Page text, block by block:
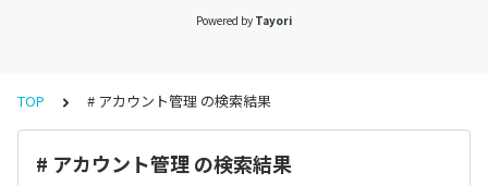
Powered by Tayori
TOP # アカウント管理 の検索結果
# アカウント管理 の検索結果